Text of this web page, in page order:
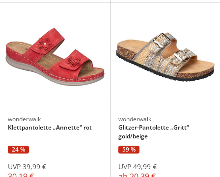
wonderwalk
Klettpantolette „Annette" rot
24 %
UVP 39,99 €
wonderwalk
Glitzer-Pantolette „Gritt“
gold/beige
59 %
UVP 49,99 €